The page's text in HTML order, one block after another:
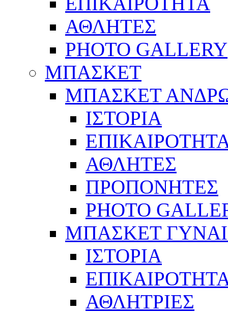
ΑΘΛΗΤΕΣ
PHOTO GALLERY
ΜΠΑΣΚΕΤ
ΜΠΑΣΚΕΤ
ΙΣΤΟΡΙΑ
ΑΘΛΗΤΕΣ
ΠΡΟΠΟΝΗΤΕΣ
PHOTO
ΜΠΑΣΚΕΤ
ΙΣΤΟΡΙΑ
ΑΘΛΗΤΡΙΕΣ